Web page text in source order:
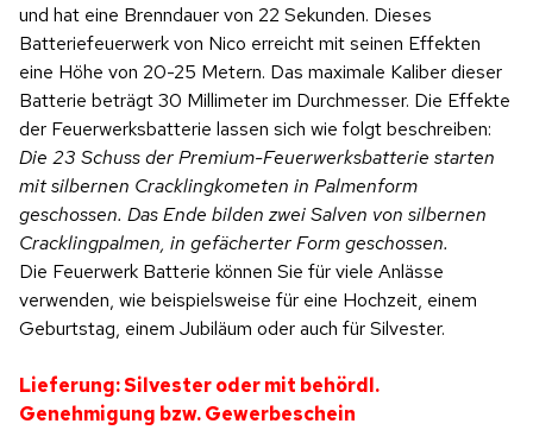
und hat eine Brenndauer von 22 Sekunden. Dieses
Batteriefeuerwerk von Nico erreicht mit seinen Effekten
eine Höhe von 20-25 Metern. Das maximale Kaliber dieser
Batterie beträgt 30 Millimeter im Durchmesser. Die Effekte
der Feuerwerksbatterie lassen sich wie folgt beschreiben:
Die 23 Schuss der Premium-Feuerwerksbatterie starten
mit silbernen Cracklingkometen in Palmenform
geschossen. Das Ende bilden zwei Salven von silbernen
Cracklingpalmen, in gefächerter Form geschossen.
Die Feuerwerk Batterie können Sie für viele Anlässe
verwenden, wie beispielsweise für eine Hochzeit, einem
Geburtstag, einem Jubiläum oder auch für Silvester.
Lieferung: Silvester oder mit behördl.
Genehmigung bzw. Gewerbeschein